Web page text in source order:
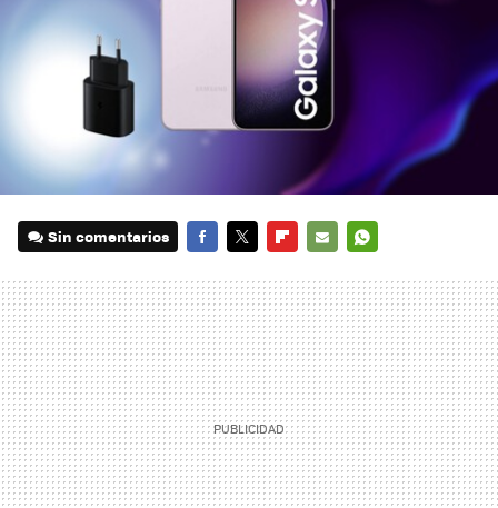
Sin comentarios
MAIL